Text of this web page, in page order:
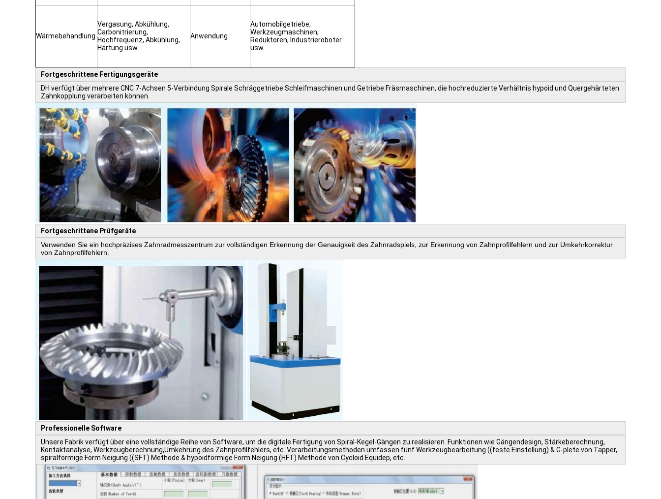
Wärmebehandlung
Vergasung, Abkühlung,
Carbonitrierung,
Hochfrequenz, Abkühlung,
Härtung usw.
Anwendung
Automobilgetriebe,
Werkzeugmaschinen,
Reduktoren, Industrieroboter
usw.
Fortgeschrittene Fertigungsgeräte
DH verfügt über mehrere CNC 7-Achsen 5-Verbindung Spirale Schräggetriebe Schleifmaschinen und Getriebe Fräsmaschinen, die hochreduzierte Verhältnis hypoid und Quergehärteten
Zahnkopplung verarbeiten können.
Fortgeschrittene Prüfgeräte
Verwenden Sie ein hochpräzises Zahnradmesszentrum zur vollständigen Erkennung der Genauigkeit des Zahnradspiels, zur Erkennung von Zahnprofilfehlern und zur Umkehrkorrektur
von Zahnprofilfehlern.
Professionelle Software
Unsere Fabrik verfügt über eine vollständige Reihe von Software, um die digitale Fertigung von Spiral-Kegel-Gängen zu realisieren. Funktionen wie Gängendesign, Stärkeberechnung,
Kontaktanalyse, Werkzeugberechnung,Umkehrung des Zahnprofilfehlers, etc. Verarbeitungsmethoden umfassen fünf Werkzeugbearbeitung ((feste Einstellung) & G-plete von Tapper,
spiralförmige Form Neigung ((SFT) Methode & hypoidförmige Form Neigung (HFT) Methode von Cycloid Equidep, etc.